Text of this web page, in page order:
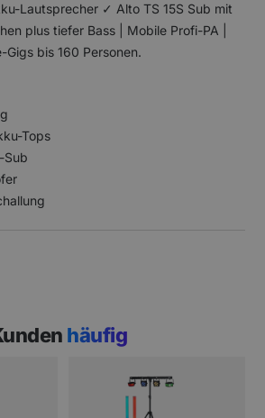
Lautsprecher ✓ Alto TS 15S Sub mit
plus tiefer Bass | Mobile Profi-PA |
bis 160 Personen.
Tops
Sub
häufig